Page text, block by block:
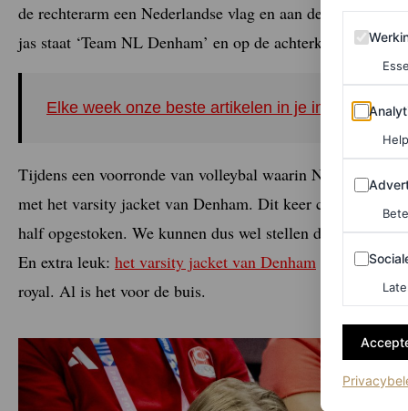
de rechterarm een Nederlandse vlag en aan de
jas staat ‘Team NL Denham’ en op de achterkant prijkt
Elke week onze beste artikelen in je inbox?
Tijdens een voorronde van volleybal waarin Nederland
met het varsity jacket van Denham. Dit keer
half opgestoken. We kunnen dus wel stellen dat de
En extra leuk: het varsity jacket van Denham is nog
royal. Al is het voor de buis.
Werking
Analytics
Sociale